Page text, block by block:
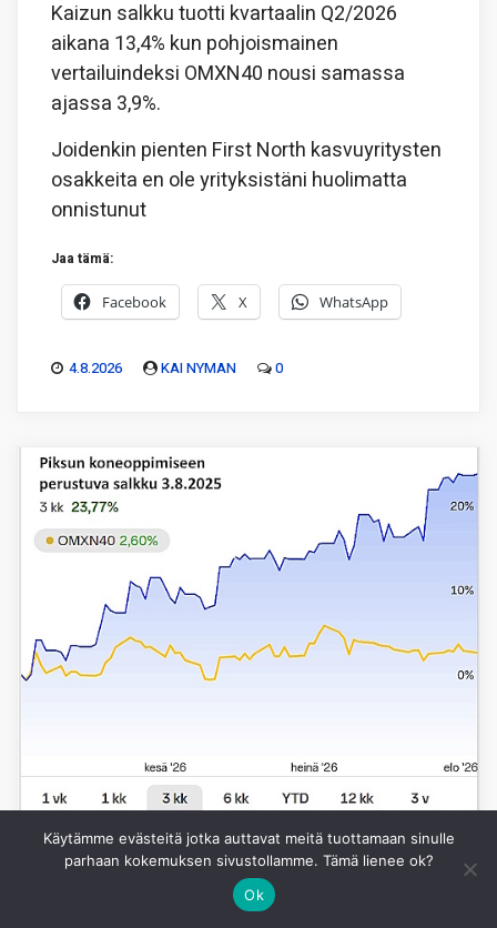
Kaizun salkku tuotti kvartaalin Q2/2026
aikana 13,4% kun pohjoismainen
vertailuindeksi OMXN40 nousi samassa
ajassa 3,9%.
Joidenkin pienten First North kasvuyritysten
osakkeita en ole yrityksistäni huolimatta
onnistunut
Jaa tämä:
Facebook X WhatsApp
4.8.2026 KAI NYMAN 0
Käytämme evästeitä jotka auttavat meitä tuottamaan sinulle
parhaan kokemuksen sivustollamme. Tämä lienee ok?
Ok